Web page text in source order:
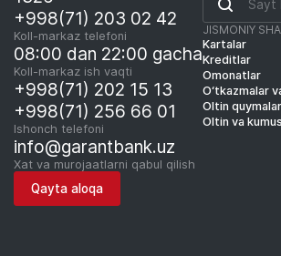
+998(71) 203 02 42
Koll-markaz telefoni
08:00 dan 22:00 gacha
Koll-markaz ish vaqti
+998(71) 202 15 13
+998(71) 256 66 01
Ishonch telefoni
info@garantbank.uz
Xat va murojaatlarni qabul qilish
Qayta aloqa
JISMONIY
Kartalar
Kreditlar
Omonatlar
O‘tkazmalar
Oltin quymalar
Oltin va